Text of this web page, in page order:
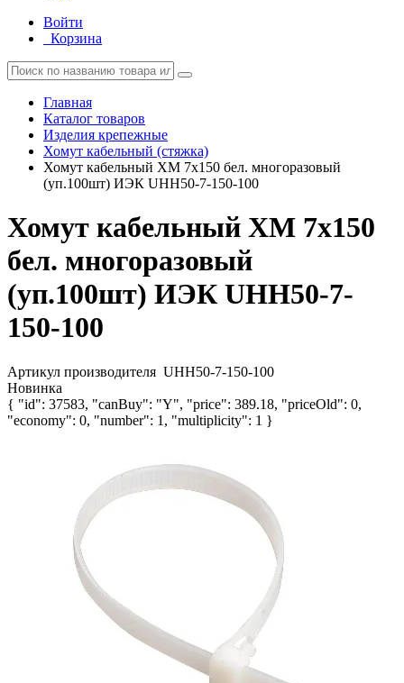
Войти
Корзина
Главная
Каталог товаров
Изделия крепежные
Хомут кабельный (стяжка)
Хомут кабельный ХМ 7х150 бел. многоразовый
(уп.100шт) ИЭК UHH50-7-150-100
Хомут кабельный ХМ 7х150
бел. многоразовый
(уп.100шт) ИЭК UHH50-7-
150-100
Артикул производителя UHH50-7-150-100
Новинка
{ "id": 37583, "canBuy": "Y", "price": 389.18, "priceOld": 0,
"economy": 0, "number": 1, "multiplicity": 1 }